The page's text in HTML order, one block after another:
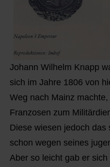
Johann Wilhelm Knapp
sich im Jahre 1806 von
Weg nach Mainz
Franzosen zum
Diese wiesen jedoch das
schon wegen seines
Aber so leicht gab er